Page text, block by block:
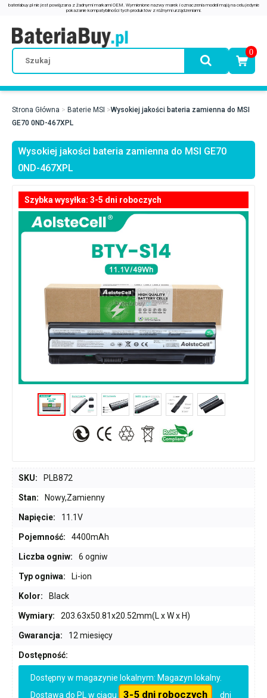
0
Strona Główna Baterie MSI
Wysokiej jakości bateria zamienna do MSI
GE70 0ND-467XPL
Wysokiej jakości bateria zamienna do MSI GE70
0ND-467XPL
Szybka wysyłka: 3-5 dni roboczych
SKU: PLB872
Stan: Nowy,Zamienny
Napięcie: 11.1V
Pojemność: 4400mAh
Liczba ogniw: 6 ogniw
Typ ogniwa: Li-ion
Kolor: Black
Wymiary: 203.63x50.81x20.52mm(L x W x H)
Gwarancja: 12 miesięcy
Dostępność:
Dostępny w magazynie lokalnym: Magazyn lokalny.
Dostawa do PL w ciągu
3-5 dni roboczych
dni